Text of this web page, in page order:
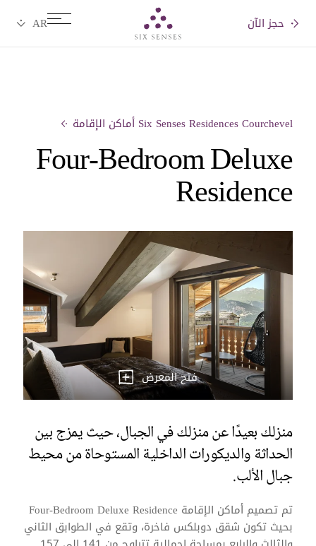
حجز الآن
Six Senses Residences Courchevel أماكن الإقامة
Four-Bedroom Deluxe
Residence
فتح المعرض
منزلك بعيدًا عن منزلك في الجبال، حيث يمزج بين
الحداثة والديكورات الداخلية المستوحاة من محيط
جبال الألب.
تم تصميم أماكن الإقامة Four-Bedroom Deluxe Residence
بحيث تكون شقق دوبلكس فاخرة، وتقع في الطوابق الثاني